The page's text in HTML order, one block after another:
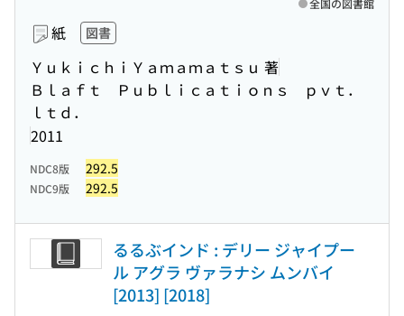
紙 図書
ＹｕｋｉｃｈｉＹａｍａｍａｔｓｕ 著
Ｂｌａｆｔ Ｐｕｂｌｉｃａｔｉｏｎｓ ｐｖｔ．
ｌｔｄ．
2011
全国の図書館
NDC8版 292.5
NDC9版 292.5
るるぶインド : デリー ジャイプー
ル アグラ ヴァラナシ ムンバイ
[2013] [2018]